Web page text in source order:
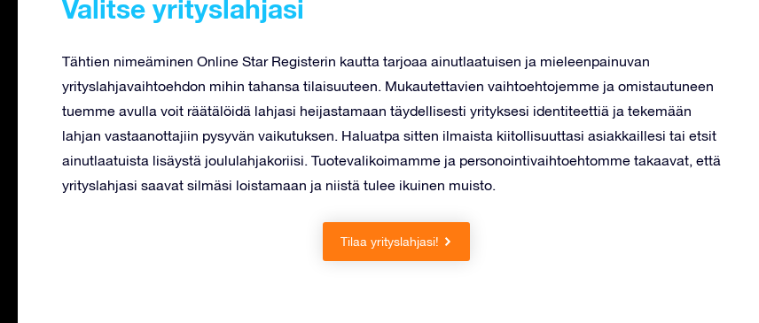
Valitse yrityslahjasi
Tähtien nimeäminen Online Star Registerin kautta tarjoaa ainutlaatuisen ja mieleenpainuvan
yrityslahjavaihtoehdon mihin tahansa tilaisuuteen. Mukautettavien vaihtoehtojemme ja omistautuneen
tuemme avulla voit räätälöidä lahjasi heijastamaan täydellisesti yrityksesi identiteettiä ja tekemään
lahjan vastaanottajiin pysyvän vaikutuksen. Haluatpa sitten ilmaista kiitollisuuttasi asiakkaillesi tai etsit
ainutlaatuista lisäystä joululahjakoriisi. Tuotevalikoimamme ja personointivaihtoehtomme takaavat, että
yrityslahjasi saavat silmäsi loistamaan ja niistä tulee ikuinen muisto.
Tilaa yrityslahjasi!